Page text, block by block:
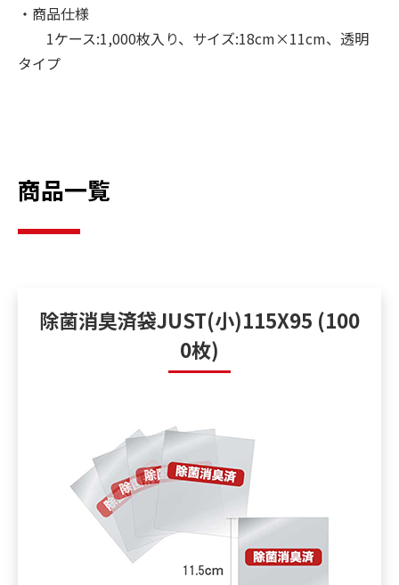
・商品仕様
1ケース:1,000枚入り、サイズ:18cm×11cm、透明
タイプ
商品一覧
除菌消臭済袋JUST(小)115X95 (100
0枚)